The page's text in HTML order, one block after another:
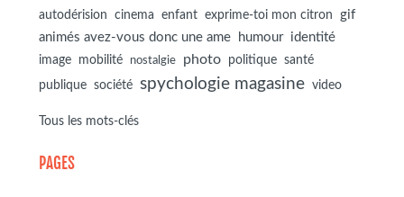
autodérision cinema enfant exprime-toi mon citron
gif
animés avez-vous donc une ame
humour identité
image mobilité nostalgie photo politique
santé
publique
société spychologie magasine video
Tous les mots-clés
PAGES